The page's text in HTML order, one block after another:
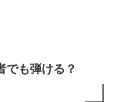
でも弾ける？